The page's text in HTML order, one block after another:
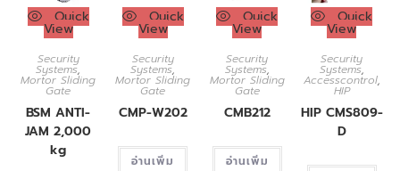
Quick
View
Security
Systems,
Mortor Sliding
Gate
BSM ANTI-
JAM 2,000
kg
Quick
View
Security
Systems,
Mortor Sliding
Gate
CMP-W202
อ่านเพิ่ม
Quick
View
Security
Systems,
Mortor Sliding
Gate
CMB212
อ่านเพิ่ม
Quick
View
Security
Systems,
Accesscontrol,
HIP
HIP CMS809-
D